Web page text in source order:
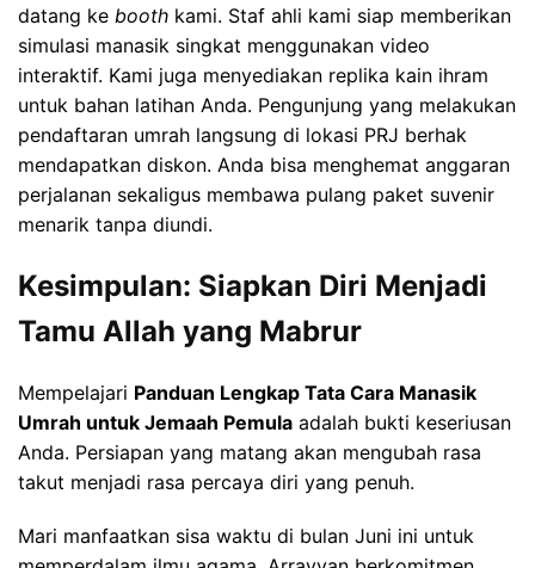
datang ke booth kami. Staf ahli kami siap memberikan
simulasi manasik singkat menggunakan video
interaktif. Kami juga menyediakan replika kain ihram
untuk bahan latihan Anda. Pengunjung yang melakukan
pendaftaran umrah langsung di lokasi PRJ berhak
mendapatkan diskon. Anda bisa menghemat anggaran
perjalanan sekaligus membawa pulang paket suvenir
menarik tanpa diundi.
Kesimpulan: Siapkan Diri Menjadi
Tamu Allah yang Mabrur
Mempelajari Panduan Lengkap Tata Cara Manasik
Umrah untuk Jemaah Pemula adalah bukti keseriusan
Anda. Persiapan yang matang akan mengubah rasa
takut menjadi rasa percaya diri yang penuh.
Mari manfaatkan sisa waktu di bulan Juni ini untuk